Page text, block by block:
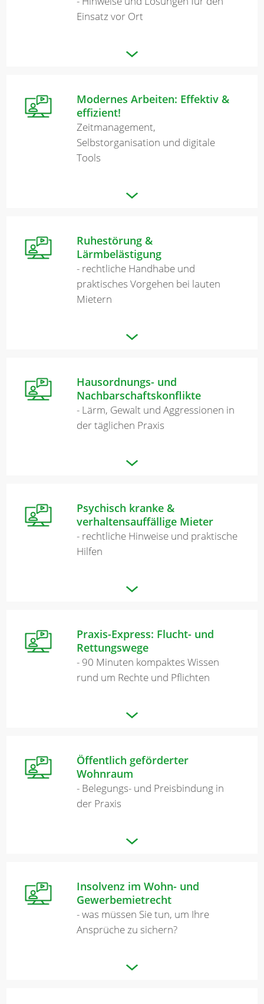
Einsatz vor Ort
Modernes Arbeiten: Effektiv &
effizient!
Zeitmanagement,
Selbstorganisation und digitale
Tools
Ruhestörung &
Lärmbelästigung
- rechtliche Handhabe und
praktisches Vorgehen bei lauten
Mietern
Hausordnungs- und
Nachbarschaftskonflikte
- Lärm, Gewalt und Aggressionen in
der täglichen Praxis
Psychisch kranke &
verhaltensauffällige Mieter
- rechtliche Hinweise und praktische
Hilfen
Praxis-Express: Flucht- und
Rettungswege
- 90 Minuten kompaktes Wissen
rund um Rechte und Pflichten
Öffentlich geförderter
Wohnraum
- Belegungs- und Preisbindung in
der Praxis
Insolvenz im Wohn- und
Gewerbemietrecht
- was müssen Sie tun, um Ihre
Ansprüche zu sichern?